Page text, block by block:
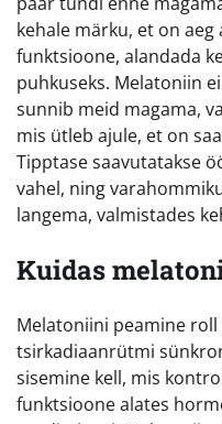
kehale märku, et on
funktsioone, alandada
puhkuseks. Melatoniin
sunnib meid magama,
mis ütleb ajule, et on
Tipptase saavutatakse
vahel, ning
langema, valmistades
Kuidas
Melatoniini peamine
tsirkadiaanrütmi
sisemine kell, mis
funktsioone alates